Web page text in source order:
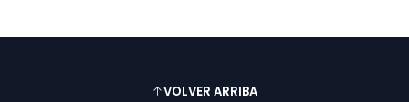
VOLVER ARRIBA